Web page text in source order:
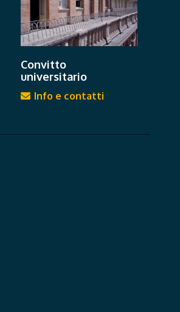
Convitto
universitario
Info e contatti